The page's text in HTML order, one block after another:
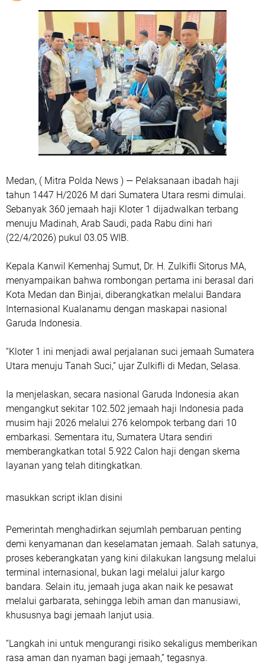
Medan, ( Mitra Polda News ) — Pelaksanaan ibadah haji
tahun 1447 H/2026 M dari Sumatera Utara resmi dimulai.
Sebanyak 360 jemaah haji Kloter 1 dijadwalkan terbang
menuju Madinah, Arab Saudi, pada Rabu dini hari
(22/4/2026) pukul 03.05 WIB.
Kepala Kanwil Kemenhaj Sumut, Dr. H. Zulkifli Sitorus MA,
menyampaikan bahwa rombongan pertama ini berasal dari
Kota Medan dan Binjai, diberangkatkan melalui Bandara
Internasional Kualanamu dengan maskapai nasional
Garuda Indonesia.
“Kloter 1 ini menjadi awal perjalanan suci jemaah Sumatera
Utara menuju Tanah Suci,” ujar Zulkifli di Medan, Selasa.
Ia menjelaskan, secara nasional Garuda Indonesia akan
mengangkut sekitar 102.502 jemaah haji Indonesia pada
musim haji 2026 melalui 276 kelompok terbang dari 10
embarkasi. Sementara itu, Sumatera Utara sendiri
memberangkatkan total 5.922 Calon haji dengan skema
layanan yang telah ditingkatkan.
masukkan script iklan disini
Pemerintah menghadirkan sejumlah pembaruan penting
demi kenyamanan dan keselamatan jemaah. Salah satunya,
proses keberangkatan yang kini dilakukan langsung melalui
terminal internasional, bukan lagi melalui jalur kargo
bandara. Selain itu, jemaah juga akan naik ke pesawat
melalui garbarata, sehingga lebih aman dan manusiawi,
khususnya bagi jemaah lanjut usia.
“Langkah ini untuk mengurangi risiko sekaligus memberikan
rasa aman dan nyaman bagi jemaah,” tegasnya.